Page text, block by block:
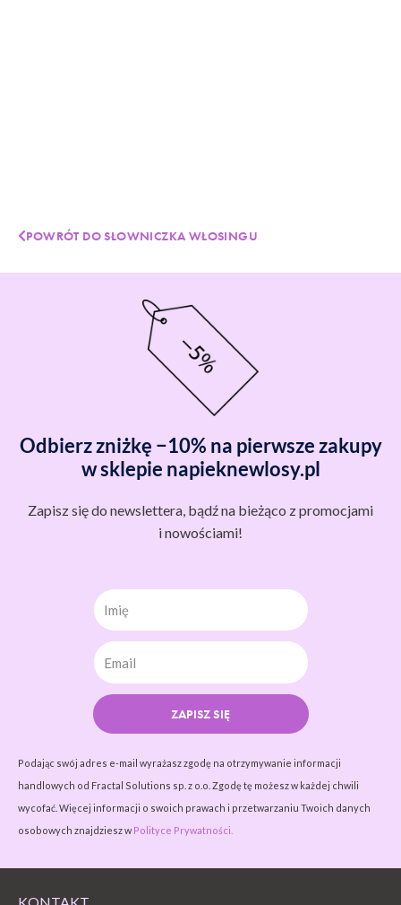
POWRÓT DO SŁOWNICZKA WŁOSINGU
Odbierz zniżkę −10% na pierwsze zakupy
w sklepie napieknewlosy.pl
Zapisz się do newslettera, bądź na bieżąco z promocjami
i nowościami!
Imię
ZAPISZ SIĘ
Podając swój adres e-mail wyrażasz zgodę na otrzymywanie informacji
handlowych od Fractal Solutions sp. z o.o. Zgodę tę możesz w każdej chwili
wycofać. Więcej informacji o swoich prawach i przetwarzaniu Twoich danych
osobowych znajdziesz w Polityce Prywatności.